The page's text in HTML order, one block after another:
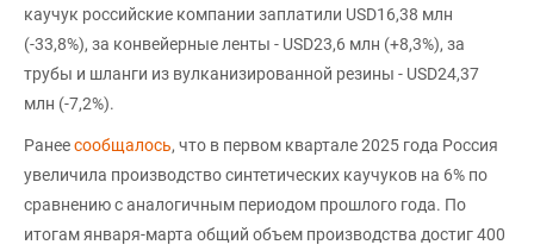
каучук российские компании заплатили USD16,38 млн
(-33,8%), за конвейерные ленты - USD23,6 млн (+8,3%), за
трубы и шланги из вулканизированной резины - USD24,37
млн (-7,2%).
Ранеесообщалось, что в первом квартале 2025 года Россия
увеличила производство синтетических каучуков на 6% по
сравнению с аналогичным периодом прошлого года. По
итогам января-марта общий объем производства достиг 400